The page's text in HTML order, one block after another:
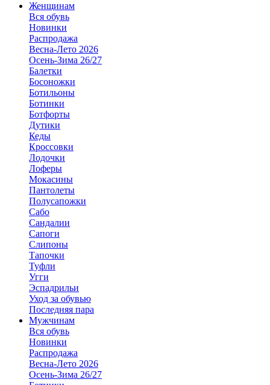
Женщинам
Вся обувь
Новинки
Распродажа
Весна-Лето 2026
Осень-Зима 26/27
Балетки
Босоножки
Ботильоны
Ботинки
Ботфорты
Дутики
Кеды
Кроссовки
Лодочки
Лоферы
Мокасины
Пантолеты
Полусапожки
Сабо
Сандалии
Сапоги
Слипоны
Тапочки
Туфли
Угги
Эспадрильи
Уход за обувью
Последняя пара
Мужчинам
Вся обувь
Новинки
Распродажа
Весна-Лето 2026
Осень-Зима 26/27